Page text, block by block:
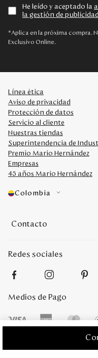
He leído y aceptado la
la gestión de publicidad
*Aplica en la próxima compra.
Exclusivo Online.
Línea ética
Aviso de privacidad
Protección de datos
Servicio al cliente
Nuestras tiendas
Superintendencia de
Premio Mario Hernández
Empresas
45 años Mario Hernández
Colombia
Contacto
Redes sociales
Medios de Pago